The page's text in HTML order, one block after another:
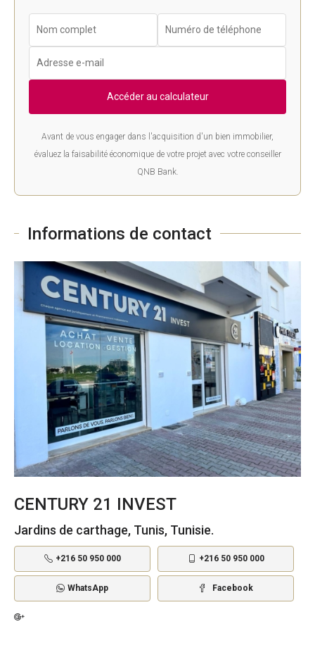
Accéder au calculateur
Avant de vous engager dans l'acquisition d'un bien immobilier,
évaluez la faisabilité économique de votre projet avec votre conseiller
QNB Bank.
Informations de contact
CENTURY 21 INVEST
Jardins de carthage, Tunis, Tunisie.
+216 50 950 000 +216 50 950 000
WhatsApp Facebook